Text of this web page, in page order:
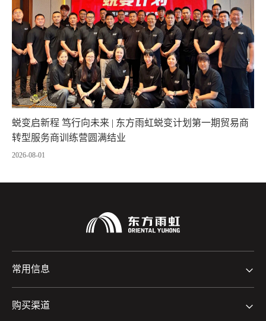
蜕变启新程 笃行向未来 | 东方雨虹蜕变计划第一期贸易商
转型服务商训练营圆满结业
2026-08-01
常用信息
购买渠道